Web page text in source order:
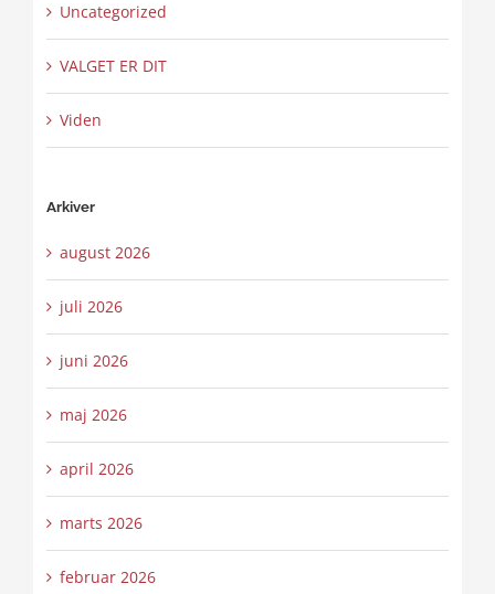
Uncategorized
VALGET ER DIT
Viden
Arkiver
august 2026
juli 2026
juni 2026
maj 2026
april 2026
marts 2026
februar 2026